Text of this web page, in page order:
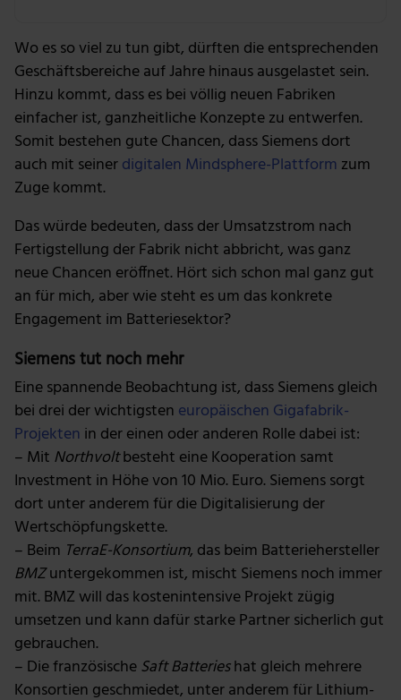
Wo es so viel zu tun gibt, dürften die entsprechenden
Geschäftsbereiche auf Jahre hinaus ausgelastet sein.
Hinzu kommt, dass es bei völlig neuen Fabriken
einfacher ist, ganzheitliche Konzepte zu entwerfen.
Somit bestehen gute Chancen, dass Siemens dort
auch mit seinerdigitalen Mindsphere-Plattform zum
Zuge kommt.
Das würde bedeuten, dass der Umsatzstrom nach
Fertigstellung der Fabrik nicht abbricht, was ganz
neue Chancen eröffnet. Hört sich schon mal ganz gut
an für mich, aber wie steht es um das konkrete
Engagement im Batteriesektor?
Siemens tut noch mehr
Eine spannende Beobachtung ist, dass Siemens gleich
bei drei der wichtigsten europäischen Gigafabrik-
Projekten in der einen oder anderen Rolle dabei ist:
– Mit Northvoltbesteht eine Kooperation samt
Investment in Höhe von 10 Mio. Euro. Siemens sorgt
dort unter anderem für die Digitalisierung der
Wertschöpfungskette.
– Beim TerraE-Konsortium, das beim Batteriehersteller
BMZuntergekommen ist, mischt Siemens noch immer
mit. BMZ will das kostenintensive Projekt zügig
umsetzen und kann dafür starke Partner sicherlich gut
gebrauchen.
– Die französischeSaft Batterieshat gleich mehrere
Konsortien geschmiedet, unter anderem für Lithium-